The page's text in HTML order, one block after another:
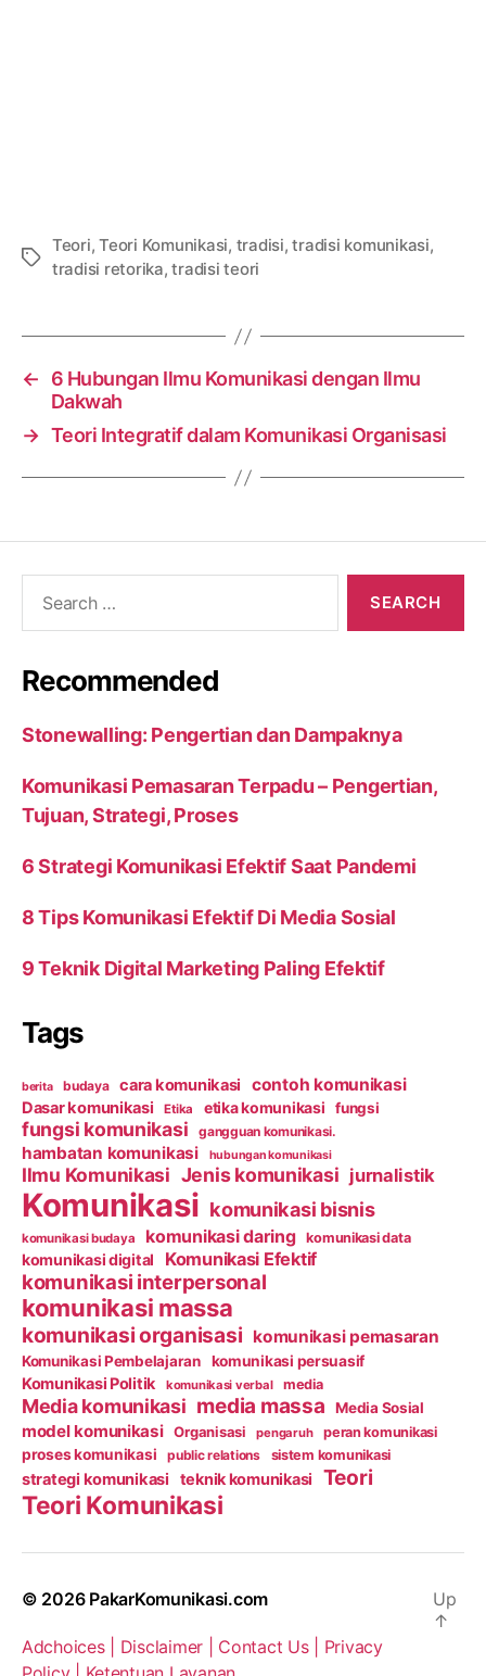
Tags
Teori,Teori Komunikasi, tradisi,tradisi komunikasi,
tradisi retorika,tradisi teori
←
6 Hubungan Ilmu Komunikasi dengan Ilmu
Dakwah
→ Teori Integratif dalam Komunikasi Organisasi
Recommended
Stonewalling: Pengertian dan Dampaknya
Komunikasi Pemasaran Terpadu – Pengertian,
Tujuan, Strategi, Proses
6 Strategi Komunikasi Efektif Saat Pandemi
8 Tips Komunikasi Efektif Di Media Sosial
9 Teknik Digital Marketing Paling Efektif
Tags
berita budaya cara komunikasi contoh komunikasi
Dasar komunikasi Etika etika komunikasi fungsi
fungsi komunikasi gangguan komunikasi.
hambatan komunikasi hubungan komunikasi
Ilmu Komunikasi Jenis komunikasi jurnalistik
Komunikasi komunikasi bisnis
komunikasi budaya komunikasi daring komunikasi data
komunikasi digital Komunikasi Efektif
komunikasi interpersonal
komunikasi massa
komunikasi organisasi komunikasi pemasaran
Komunikasi Pembelajaran komunikasi persuasif
Komunikasi Politik komunikasi verbal media
Media komunikasi media massa Media Sosial
model komunikasi Organisasi pengaruh peran komunikasi
proses komunikasi public relations sistem komunikasi
strategi komunikasi teknik komunikasi Teori
Teori Komunikasi
© 2026 PakarKomunikasi.com
Adchoices | Disclaimer | Contact Us | Privacy
Up
↑